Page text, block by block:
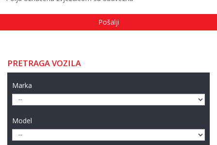
PRETRAGA VOZILA
Marka
Model